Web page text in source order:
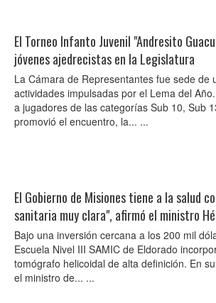
El Torneo Infanto Juvenil "Andresito
jóvenes ajedrecistas en la Legislatura
La Cámara de Representantes fue sede de
actividades impulsadas por el Lema del
a jugadores de las categorías Sub 10, Sub
promovió el encuentro, la... ...
El Gobierno de Misiones tiene a la salud
sanitaria muy clara", afirmó el ministro
Bajo una inversión cercana a los 200 mil
Escuela Nivel III SAMIC de Eldorado
tomógrafo helicoidal de alta definición. En
el ministro de... ...